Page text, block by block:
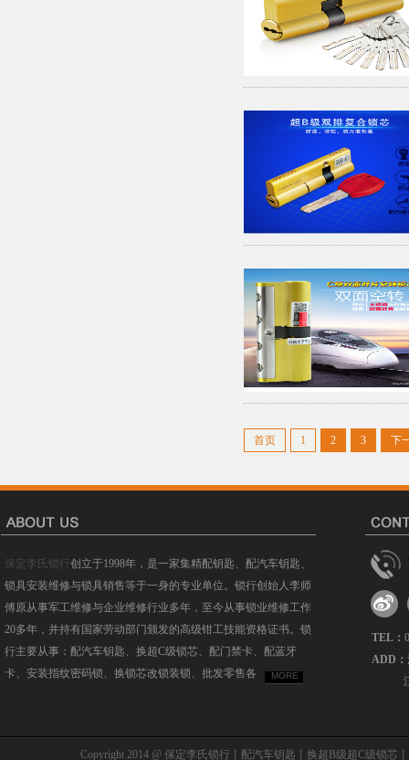
首页 1 2 3 下
保定李氏锁行创立于1998年，是一家集精配钥匙、配汽车钥匙、
锁具安装维修与锁具销售等于一身的专业单位。锁行创始人李师
傅原从事军工维修与企业维修行业多年，至今从事锁业维修工作
20多年，并持有国家劳动部门颁发的高级钳工技能资格证书。锁
行主要从事：配汽车钥匙、换超C级锁芯、配门禁卡、配蓝牙
卡、安装指纹密码锁、换锁芯改锁装锁、批发零售各
MORE
TEL：
ADD：
Copyright 2014 @ 保定李氏锁行丨配汽车钥匙丨换超B级超C级锁